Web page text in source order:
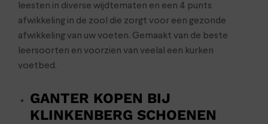
leesten in diverse wijdtematen en een 4 punts
afwikkeling in de zool die zorgt voor een gezonde
afwikkeling van uw voeten. Gemaakt van de beste
leersoorten en voorzien van veelal een kurken
voetbed.
GANTER KOPEN BIJ
KLINKENBERG SCHOENEN